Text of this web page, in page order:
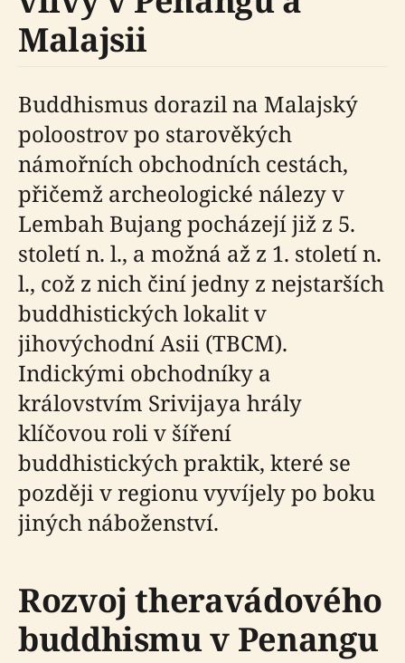
Malajsii
Buddhismus dorazil na Malajský
poloostrov po starověkých
námořních obchodních cestách,
přičemž archeologické nálezy v
Lembah Bujang pocházejí již z 5.
století n. l., a možná až z 1. století n.
l., což z nich činí jedny z nejstarších
buddhistických lokalit v
jihovýchodní Asii (TBCM).
Indickými obchodníky a
královstvím Srivijaya hrály
klíčovou roli v šíření
buddhistických praktik, které se
později v regionu vyvíjely po boku
jiných náboženství.
Rozvoj theravádového
buddhismu v Penangu